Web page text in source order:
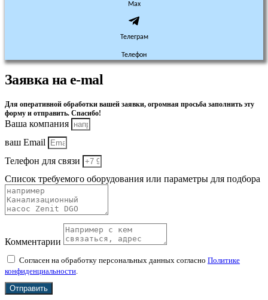
Max
Телеграм
Телефон
Заявка на e-mal
Для оперативной обработки вашей заявки, огромная просьба заполнить эту
форму и отправить. Спасибо!
Ваша компания
ваш Email
Телефон для связи
Список требуемого оборудования или параметры для подбора
Комментарии
Согласен на обработку персональных данных согласно Политике
конфиденциальности.
Отправить